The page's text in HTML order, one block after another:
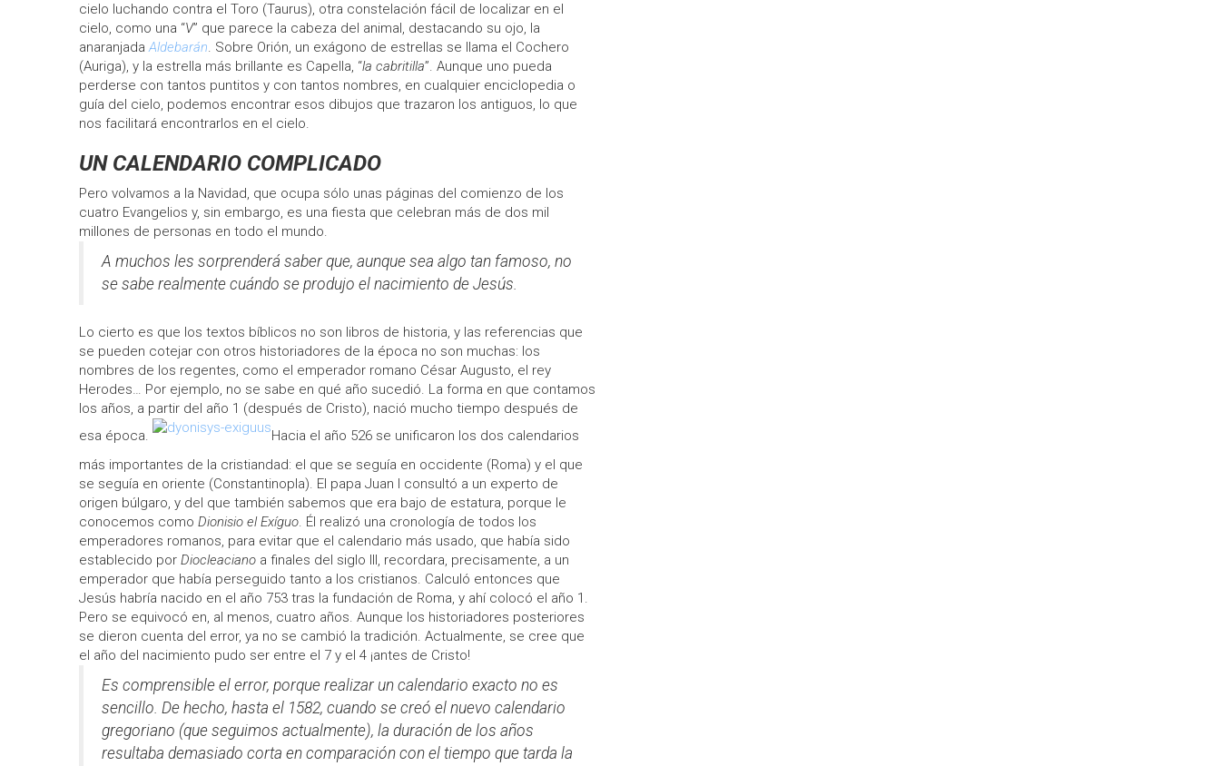
cielo luchando contra el Toro (Taurus), otra constelación fácil de localizar en el
cielo, como una “V” que parece la cabeza del animal, destacando su ojo, la
anaranjadaAldebarán. Sobre Orión, un exágono de estrellas se llama el Cochero
(Auriga), y la estrella más brillante es Capella, “la cabritilla”. Aunque uno pueda
perderse con tantos puntitos y con tantos nombres, en cualquier enciclopedia o
guía del cielo, podemos encontrar esos dibujos que trazaron los antiguos, lo que
nos facilitará encontrarlos en el cielo.
UN CALENDARIO COMPLICADO
Pero volvamos a la Navidad, que ocupa sólo unas páginas del comienzo de los
cuatro Evangelios y, sin embargo, es una fiesta que celebran más de dos mil
millones de personas en todo el mundo.
A muchos les sorprenderá saber que, aunque sea algo tan famoso, no
se sabe realmente cuándo se produjo el nacimiento de Jesús.
Lo cierto es que los textos bíblicos no son libros de historia, y las referencias que
se pueden cotejar con otros historiadores de la época no son muchas: los
nombres de los regentes, como el emperador romano César Augusto, el rey
Herodes… Por ejemplo, no se sabe en qué año sucedió. La forma en que contamos
los años, a partir del año 1 (después de Cristo), nació mucho tiempo después de
esa época.
Hacia el año 526 se unificaron los dos calendarios
más importantes de la cristiandad: el que se seguía en occidente (Roma) y el que
se seguía en oriente (Constantinopla). El papa Juan I consultó a un experto de
origen búlgaro, y del que también sabemos que era bajo de estatura, porque le
conocemos como Dionisio el Exíguo. Él realizó una cronología de todos los
emperadores romanos, para evitar que el calendario más usado, que había sido
establecido por Diocleaciano a finales del siglo III, recordara, precisamente, a un
emperador que había perseguido tanto a los cristianos. Calculó entonces que
Jesús habría nacido en el año 753 tras la fundación de Roma, y ahí colocó el año 1.
Pero se equivocó en, al menos, cuatro años. Aunque los historiadores posteriores
se dieron cuenta del error, ya no se cambió la tradición. Actualmente, se cree que
el año del nacimiento pudo ser entre el 7 y el 4 ¡antes de Cristo!
Es comprensible el error, porque realizar un calendario exacto no es
sencillo. De hecho, hasta el 1582, cuando se creó el nuevo calendario
gregoriano (que seguimos actualmente), la duración de los años
resultaba demasiado corta en comparación con el tiempo que tarda la